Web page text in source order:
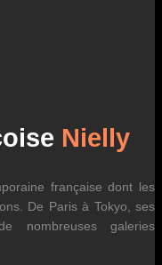
Nielly
française dont les
De Paris à Tokyo, ses
nombreuses galeries